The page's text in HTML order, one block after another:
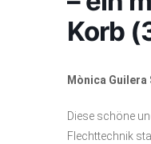
Korb
Mònica Guilera
Diese schöne
Flechttechnik